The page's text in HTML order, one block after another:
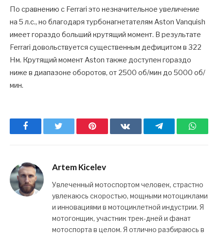
По сравнению с Ferrari это незначительное увеличение
на 5 л.с., но благодаря турбонагнетателям Aston Vanquish
имеет гораздо больший крутящий момент. В результате
Ferrari довольствуется существенным дефицитом в 322
Нм. Крутящий момент Aston также доступен гораздо
ниже в диапазоне оборотов, от 2500 об/мин до 5000 об/
мин.
Facebook Pinterest ВКонтактеTelegram
Artem Kicelev
Увлеченный мотоспортом человек, страстно
увлекаюсь скоростью, мощными мотоциклами
и инновациями в мотоциклетной индустрии. Я
мотогонщик, участник трек-дней и фанат
мотоспорта в целом. Я отлично разбираюсь в